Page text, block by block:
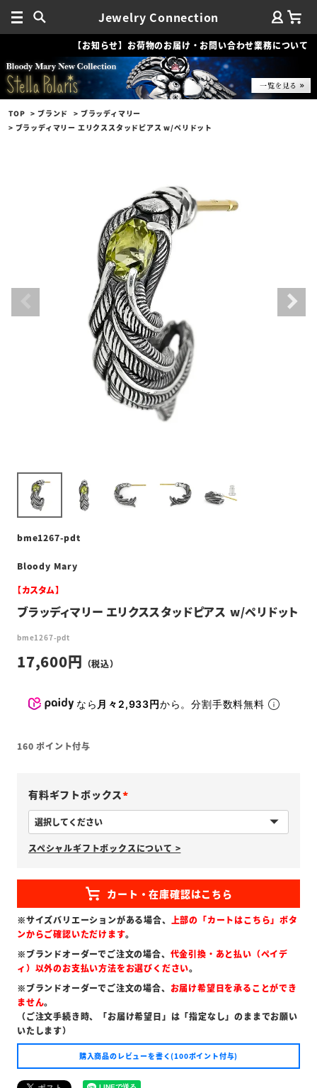
Jewelry Connection
【お知らせ】お荷物のお届け・お問い合わせ業務について
TOP ブランド
ブラッディマリー
ブラッディマリー エリクススタッドピアス w/ペリドット
bme1267-pdt
Bloody Mary
【カスタム】
ブラッディマリー エリクススタッドピアス w/ペリドット
bme1267-pdt
17,600
なら 月々2,933円から。分割手数料無料
160 ポイント付与
有料ギフトボックス
必
須
)
スペシャルギフトボックスについて >
※サイズバリエーションがある場合、 上部の「カートはこちら」ボタ
ンからご確認いただけます。
※ブランドオーダーでご注文の場合、 代金引換・あと払い（ペイデ
ィ）以外のお支払い方法をお選びください。
※ブランドオーダーでご注文の場合、 お届け希望日を承ることができ
ません。
（ご注文手続き時、「お届け希望日」は「指定なし」のままでお願い
いたします）
購入商品のレビューを書く(100ポイント付与)